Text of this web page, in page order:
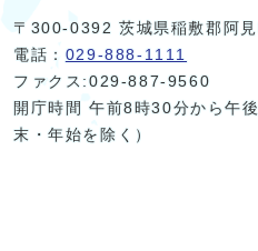
〒300-0392 茨城県稲敷郡阿
電話： 029-888-1111
ファクス:029-887-9560
開庁時間 午前8時30分から午
末・年始を除く）